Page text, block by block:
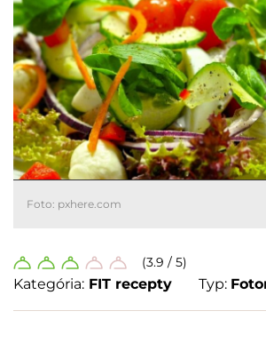
Foto: pxhere.com
(3.9 / 5)
Kategória: FIT recepty Typ: